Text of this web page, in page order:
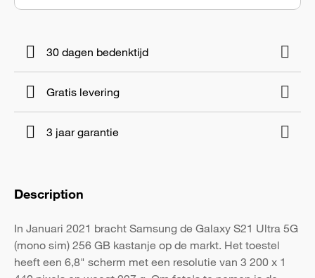
30 dagen bedenktijd
Gratis levering
3 jaar garantie
Description
In Januari 2021 bracht Samsung de Galaxy S21 Ultra 5G
(mono sim) 256 GB kastanje op de markt. Het toestel
heeft een 6,8" scherm met een resolutie van 3 200 x 1